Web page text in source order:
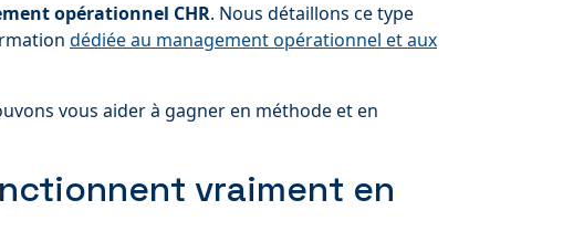
opérationnel CHR. Nous détaillons ce type
dédiée au management opérationnel et aux
vous aider à gagner en méthode et en
vraiment en